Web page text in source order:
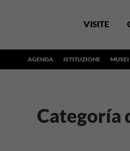
VISITE
AGENDA ISTITUZIONE MUSEI
Categoría